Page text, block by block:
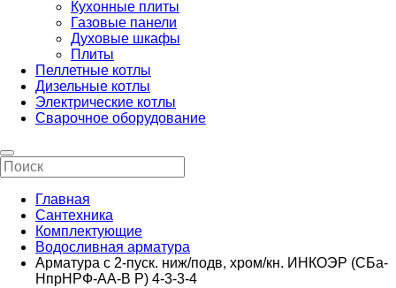
Кухонные плиты
Газовые панели
Духовые шкафы
Плиты
Пеллетные котлы
Дизельные котлы
Электрические котлы
Сварочное оборудование
Главная
Сантехника
Комплектующие
Водосливная арматура
Арматура с 2-пуск. ниж/подв, хром/кн. ИНКОЭР (СБа-
НпрНРФ-АА-В Р) 4-3-3-4